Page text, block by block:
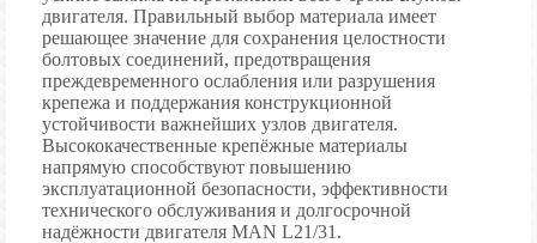
двигателя. Правильный выбор материала имеет
решающее значение для сохранения целостности
болтовых соединений, предотвращения
преждевременного ослабления или разрушения
крепежа и поддержания конструкционной
устойчивости важнейших узлов двигателя.
Высококачественные крепёжные материалы
напрямую способствуют повышению
эксплуатационной безопасности, эффективности
технического обслуживания и долгосрочной
надёжности двигателя MAN L21/31.